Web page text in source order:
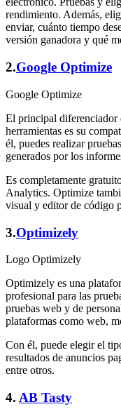
rendimiento. Además,
enviar, cuánto tiempo
versión ganadora y qué
2.Google Optimize
Google Optimize
El principal diferenciador
herramientas es su
él, puedes realizar
generados por los
Es completamente
Analytics. Optimize
visual y editor de código
3.Optimizely
Logo Optimizely
Optimizely es una
profesional para las
pruebas web y de
plataformas como web,
Con él, puede elegir el
resultados de anuncios
entre otros.
4. AB Tasty